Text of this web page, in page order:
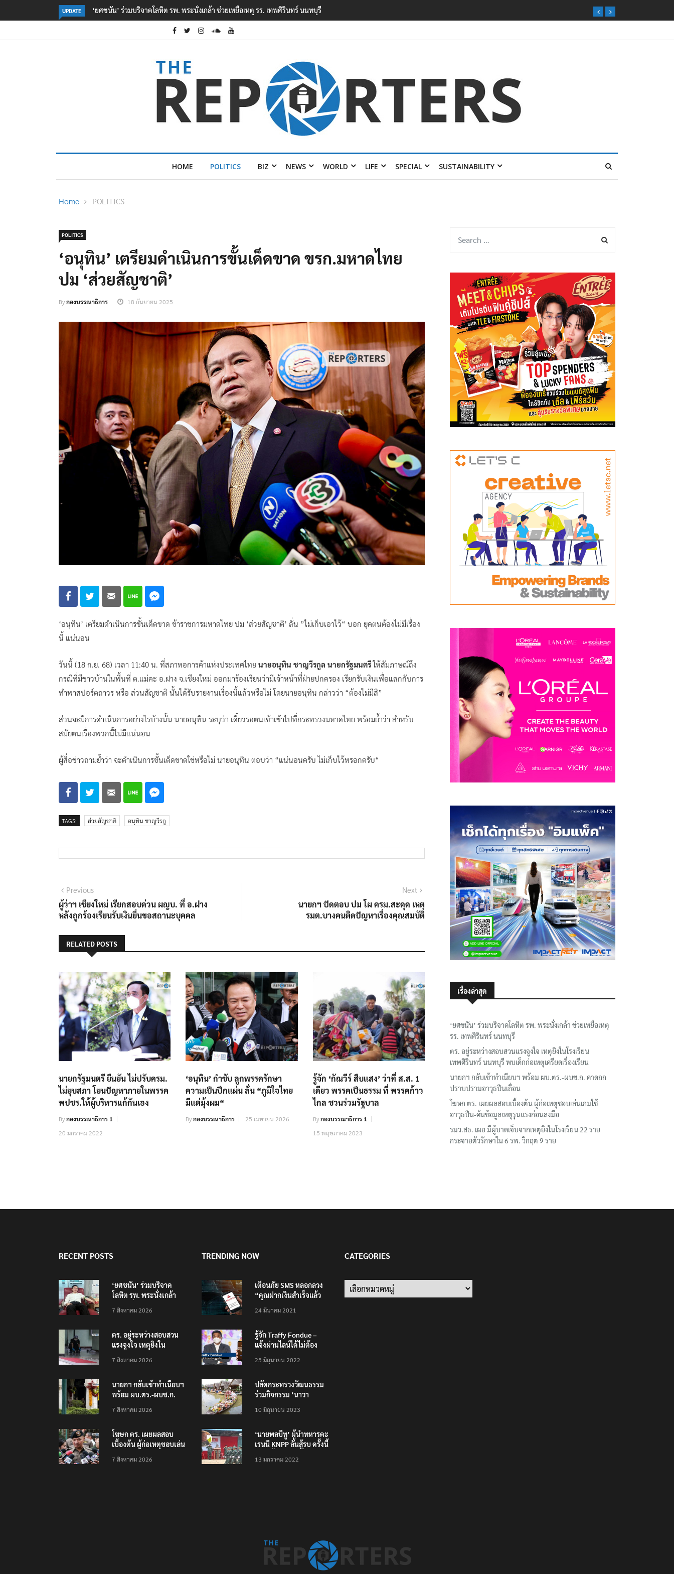
UPDATE
ยื่อเหตุ รร. เทพศิรินทร์ นนทบุรี ตร. อยู่ระหว่างสอบสวนแรงจูงใจ เหตุยิงในโรงเรียนเทพศิรินทร์ นนทบุรี พบเด็กก่อ
เหตุเครียดเรื่องเรียน
HOME POLITICS BIZ NEWS WORLD LIFE SPECIAL SUSTAINABILITY
Home POLITICS
POLITICS
‘อนุทิน’ เตรียมดำเนินการขั้นเด็ดขาด ขรก.มหาดไทย
ปม ‘ส่วยสัญชาติ’
Byกองบรรณาธิการ 18 กันยายน 2025
‘อนุทิน’ เตรียมดำเนินการขั้นเด็ดขาด ข้าราชการมหาดไทย ปม ‘ส่วยสัญชาติ’ ลั่น ”ไม่เก็บเอาไว้“ บอก ยุคตนต้องไม่มีเรื่อง
นี้ แน่นอน
วันนี้ (18 ก.ย. 68) เวลา 11:40 น. ที่สภาหอการค้าแห่งประเทศไทย นายอนุทิน ชาญวีรกูล นายกรัฐมนตรีให้สัมภาษณ์ถึง
กรณีที่มีชาวบ้านในพื้นที่ ต.แม่คะ อ.ฝาง จ.เชียงใหม่ ออกมาร้องเรียนว่ามีเจ้าหน้าที่ฝ่ายปกครอง เรียกรับเงินเพื่อแลกกับการ
ทำพาสปอร์ตถาวร หรือ ส่วนสัญชาติ นั้นได้รับรายงานเรื่องนี้แล้วหรือไม่ โดยนายอนุทิน กล่าวว่า “ต้องไม่มีสิ”
ส่วนจะมีการดำเนินการอย่างไรบ้างนั้น นายอนุทิน ระบุว่า เดี๋ยวรอตนเข้าเข้าไปที่กระทรวงมหาดไทย พร้อมย้ำว่า สำหรับ
สมัยตนเรื่องพวกนี้ไม่มีแน่นอน
ผู้สื่อข่าวถามย้ำว่า จะดำเนินการขั้นเด็ดขาดใช่หรือไม่ นายอนุทิน ตอบว่า “แน่นอนครับ ไม่เก็บไว้หรอกครับ“
TAGS: ส่วยสัญชาติ อนุทิน ชาญวีรกู
แนะแนว
เรื่อง
PreviousPrevious
post:
ผู้ว่าฯ เชียงใหม่ เรียกสอบด่วน ผญบ. ที่ อ.ฝาง
หลังถูกร้องเรียนรับเงินยื่นขอสถานะบุคคล
Next
นายกฯ ปัดตอบ ปม โผ ครม.สะดุด เหตุ
รมต.บางคนติดปัญหาเรื่องคุณสมบัติ
RELATED POSTS
นายกรัฐมนตรี ยืนยัน ไม่ปรับครม.
ไม่ยุบสภา โยนปัญหาภายในพรรค
พปชร.ให้ผู้บริหารแก้กันเอง
Byกองบรรณาธิการ 1
20 มกราคม 2022
‘อนุทิน’ กำชับ ลูกพรรครักษา
ความเป็นปึกแผ่น ลั่น “ภูมิใจไทย
มีแต่มุ้งผม“
Byกองบรรณาธิการ 25 เมษายน 2026
รู้จัก ‘กัณวีร์ สืบแสง’ ว่าที่ ส.ส. 1
เดียว พรรคเป็นธรรม ที่ พรรคก้าว
ไกล ชวนร่วมรัฐบาล
Byกองบรรณาธิการ 1
15 พฤษภาคม 2023
เรื่องล่าสุด
‘ยศชนัน’ ร่วมบริจาคโลหิต รพ. พระนั่งเกล้า ช่วยเหยื่อเหตุ
รร. เทพศิรินทร์ นนทบุรี
ตร. อยู่ระหว่างสอบสวนแรงจูงใจ เหตุยิงในโรงเรียน
เทพศิรินทร์ นนทบุรี พบเด็กก่อเหตุเครียดเรื่องเรียน
นายกฯ กลับเข้าทำเนียบฯ พร้อม ผบ.ตร.-ผบช.ก. คาดถก
ปราบปรามอาวุธปืนเถื่อน
โฆษก ตร. เผยผลสอบเบื้องต้น ผู้ก่อเหตุชอบเล่นเกมใช้
อาวุธปืน-ค้นข้อมูลเหตุรุนแรงก่อนลงมือ
รมว.สธ. เผย มีผู้บาดเจ็บจากเหตุยิงในโรงเรียน 22 ราย
กระจายตัวรักษาใน 6 รพ. วิกฤต 9 ราย
RECENT POSTS
‘ยศชนัน’ ร่วมบริจาค
โลหิต รพ. พระนั่งเกล้า
เทพศิรินทร์ นนทบุรี
7 สิงหาคม 2026
ตร. อยู่ระหว่างสอบสวน
แรงจูงใจ เหตุยิงใน
นนทบุรี พบเด็กก่อเหตุ
7 สิงหาคม 2026
นายกฯ กลับเข้าทำเนียบฯ
พร้อม ผบ.ตร.-ผบช.ก.
ปืนเถื่อน
7 สิงหาคม 2026
โฆษก ตร. เผยผลสอบ
เบื้องต้น ผู้ก่อเหตุชอบเล่น
เหตุรุนแรงก่อนลงมือ
7 สิงหาคม 2026
TRENDING NOW
เตือนภัย SMS หลอกลวง
“คุณฝากเงินสำเร็จแล้ว
200,000 บาท”
24 มีนาคม 2021
รู้จัก Traffy Fondue –
แจ้งผ่านไลน์ได้ไม่ต้อง
ทั่วไทย ไม่ใช่แค่ในกรุง
25 มิถุนายน 2022
ปลัดกระทรวงวัฒนธรรม
ร่วมกิจกรรม ‘นาวา
ตักบาตรทางน้ำ
10 มิถุนายน 2023
‘นายพลบีทู’ ผู้นำทหารคะ
เรนนี KNPP ลั่นสู้รบ ครั้งนี้
ประชาชนต้องชนะ
13 มกราคม 2022
CATEGORIES
Categories